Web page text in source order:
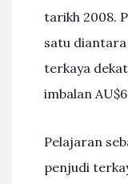
tarikh 2008.
satu
terkaya
imbalan
Pelajaran
penjudi